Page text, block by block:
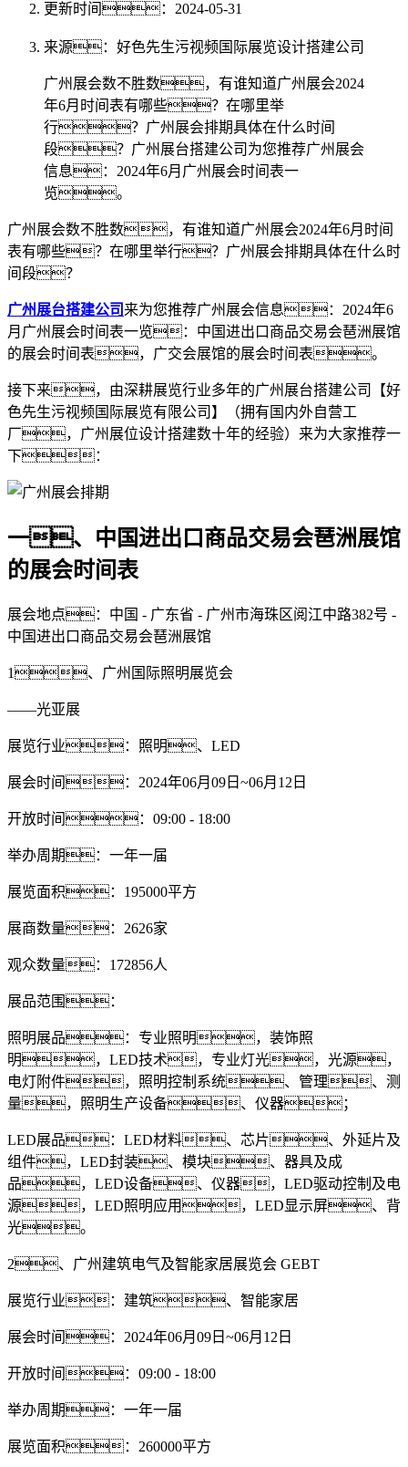
更新时间：2024-05-31
来源：好色先生污视频国际展览设计搭建公司
广州展会数不胜数，有谁知道广州展会2024
年6月时间表有哪些？在哪里举
行？广州展会排期具体在什么时间
段？广州展台搭建公司为您推荐广州展会
信息：2024年6月广州展会时间表一
览。
广州展会数不胜数，有谁知道广州展会2024年6月时间
表有哪些？在哪里举行？广州展会排期具体在什么时
间段？
广州展台搭建公司 来为您推荐广州展会信息：2024年6
月广州展会时间表一览：中国进出口商品交易会琶洲展馆
的展会时间表，广交会展馆的展会时间表。
接下来，由深耕展览行业多年的广州展台搭建公司【好
色先生污视频国际展览有限公司】（拥有国内外自营工
厂，广州展位设计搭建数十年的经验）来为大家推荐一
下：
一、中国进出口商品交易会琶洲展馆
的展会时间表
展会地点：中国 - 广东省 - 广州市海珠区阅江中路382号 -
中国进出口商品交易会琶洲展馆
1、广州国际照明展览会
——光亚展
展览行业：照明、LED
展会时间：2024年06月09日~06月12日
开放时间：09:00 - 18:00
举办周期：一年一届
展览面积：195000平方
展商数量：2626家
观众数量：172856人
展品范围：
照明展品：专业照明，装饰照
明，LED技术，专业灯光，光源，
电灯附件，照明控制系统、管理、测
量，照明生产设备、仪器；
LED展品：LED材料、芯片、外延片及
组件，LED封装、模块、器具及成
品，LED设备、仪器，LED驱动控制及电
源，LED照明应用，LED显示屏、背
光。
2、广州建筑电气及智能家居展览会 GEBT
展览行业：建筑、智能家居
展会时间：2024年06月09日~06月12日
开放时间：09:00 - 18:00
举办周期：一年一届
展览面积：260000平方